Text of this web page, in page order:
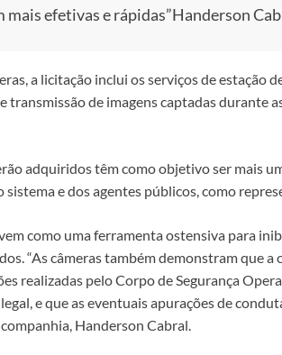
mais efetivas e rápidas”Handerson
a licitação inclui os serviços de estação
transmissão de imagens captadas durante
adquiridos têm como objetivo ser mais
sistema e dos agentes públicos, como
como uma ferramenta ostensiva para
“As câmeras também demonstram que
realizadas pelo Corpo de Segurança
e que as eventuais apurações de
Handerson Cabral.